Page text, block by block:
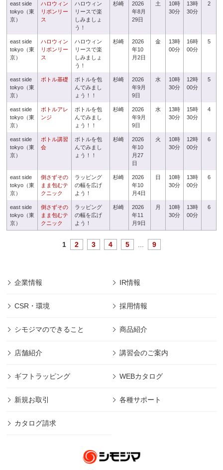
east side
tokyo（東
京）
ハロウィン
リボンリー
ス
ハロウィン
リースで楽
しみましょ
う！
杉崎
2026
年8月
29日
土
10時
30分
13時
30分
2
east side
tokyo（東
京）
ハロウィン
リボンリー
ス
ハロウィン
リースで楽
しみましょ
う！
杉崎
2026
年10
月2日
金
13時
00分
16時
00分
5
east side
tokyo（東
京）
ボトル基礎
ボトルを包
んでみまし
ょう！！
杉崎
2026
年9月
9日
水
10時
30分
12時
00分
5
east side
tokyo（東
京）
ボトルアレ
ンジ
ボトルを包
んでみまし
ょう！！
杉崎
2026
年9月
9日
水
13時
30分
15時
30分
4
east side
tokyo（東
京）
ボトル講習
会
ボトルを包
んでみまし
ょう！！
杉崎
2026
年10
月27
日
火
10時
30分
12時
00分
6
east side
tokyo（東
京）
倒さずその
まま包むテ
クニック
ラッピング
の幅を広げ
よう！
杉崎
2026
年10
月4日
日
10時
30分
13時
00分
6
east side
tokyo（東
京）
倒さずその
まま包むテ
クニック
ラッピング
の幅を広げ
よう！
杉崎
2026
年11
月9日
月
10時
30分
13時
00分
6
1 2 3 4 5 9
企業情報 IR情報
CSR・環境 採用情報
シモジマのできること 商品紹介
店舗紹介 講習会のご案内
ギフトラッピング WEBカタログ
新規お取引 各種サポート
カタログ請求